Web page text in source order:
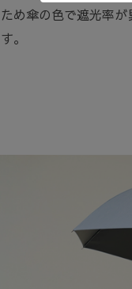
ため傘の色で遮光率
す。